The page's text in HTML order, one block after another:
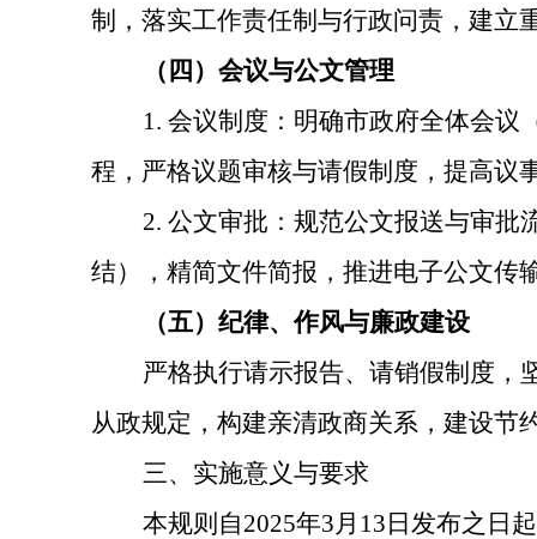
制，落实工作责任制与行政问责，建立
（四）会议与公文管理
1. 会议制度：明确市政府全体会
程，严格议题审核与请假制度，提高议
2. 公文审批：规范公文报送与审批
结），精简文件简报，推进电子公文传
（五）纪律、作风与廉政建设
严格执行请示报告、请销假制度，
从政规定，构建亲清政商关系，建设节
三、实施意义与要求
本规则自2025年3月13日发布之日